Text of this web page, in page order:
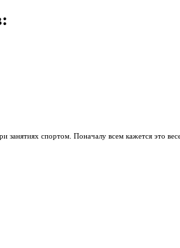
занятиях спортом. Поначалу всем кажется это